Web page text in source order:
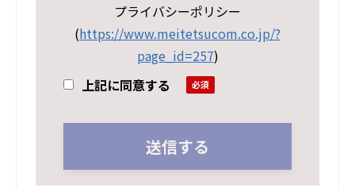
ただきます。
・当社の個人情報の取扱いおよび
個人情報保護方針については下記
URLよりプライバシーポリシーペ
プライバシーポリシー
(https://www.meitetsucom.co.jp/?
page_id=257)
上記に同意する